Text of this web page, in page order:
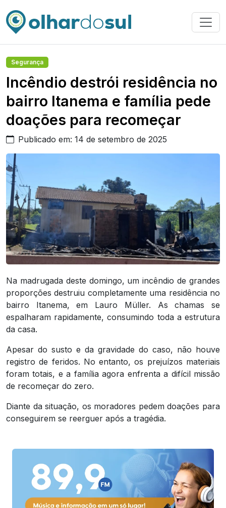
Segurança
Incêndio destrói residência no
bairro Itanema e família pede
doações para recomeçar
Publicado em: 14 de setembro de 2025
Na madrugada deste domingo, um incêndio de grandes
proporções destruiu completamente uma residência no
bairro Itanema, em Lauro Müller. As chamas se
espalharam rapidamente, consumindo toda a estrutura
da casa.
Apesar do susto e da gravidade do caso, não houve
registro de feridos. No entanto, os prejuízos materiais
foram totais, e a família agora enfrenta a difícil missão
de recomeçar do zero.
Diante da situação, os moradores pedem doações para
conseguirem se reerguer após a tragédia.